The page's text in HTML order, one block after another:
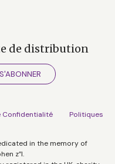
de distribution
S'ABONNER
Confidentialité
Politiques
in the memory of
z”l.